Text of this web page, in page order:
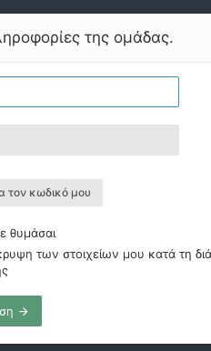
της ομάδας.
τον κωδικό μου
θυμάσαι
των στοιχείων μου κατά τη